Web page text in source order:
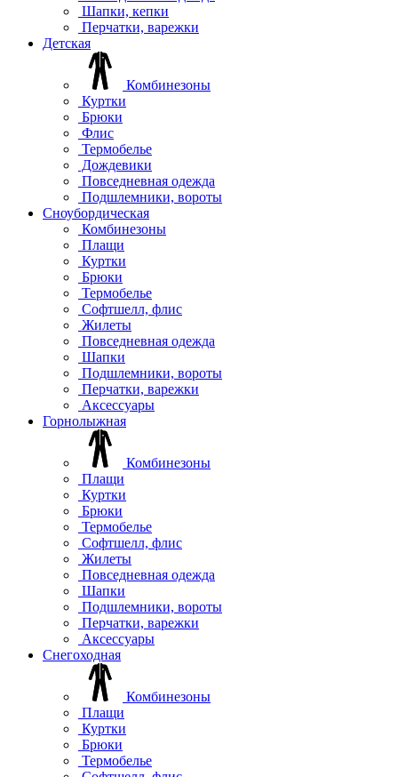
Шапки, кепки
Перчатки, варежки
Детская
Комбинезоны
Куртки
Брюки
Флис
Термобелье
Дождевики
Повседневная одежда
Подшлемники, вороты
Сноубордическая
Комбинезоны
Плащи
Куртки
Брюки
Термобелье
Софтшелл, флис
Жилеты
Повседневная одежда
Шапки
Подшлемники, вороты
Перчатки, варежки
Аксессуары
Горнолыжная
Комбинезоны
Плащи
Куртки
Брюки
Термобелье
Софтшелл, флис
Жилеты
Повседневная одежда
Шапки
Подшлемники, вороты
Перчатки, варежки
Аксессуары
Снегоходная
Комбинезоны
Плащи
Куртки
Брюки
Термобелье